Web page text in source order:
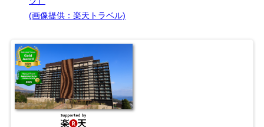
(画像提供：楽天トラベル)